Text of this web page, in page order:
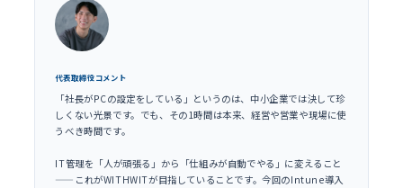
代表取締役コメント
「社長がPCの設定をしている」というのは、中小企業では決して珍
しくない光景です。でも、その1時間は本来、経営や営業や現場に使
うべき時間です。
IT管理を「人が頑張る」から「仕組みが自動でやる」に変えること
——これがWITHWITが目指していることです。今回のIntune導入